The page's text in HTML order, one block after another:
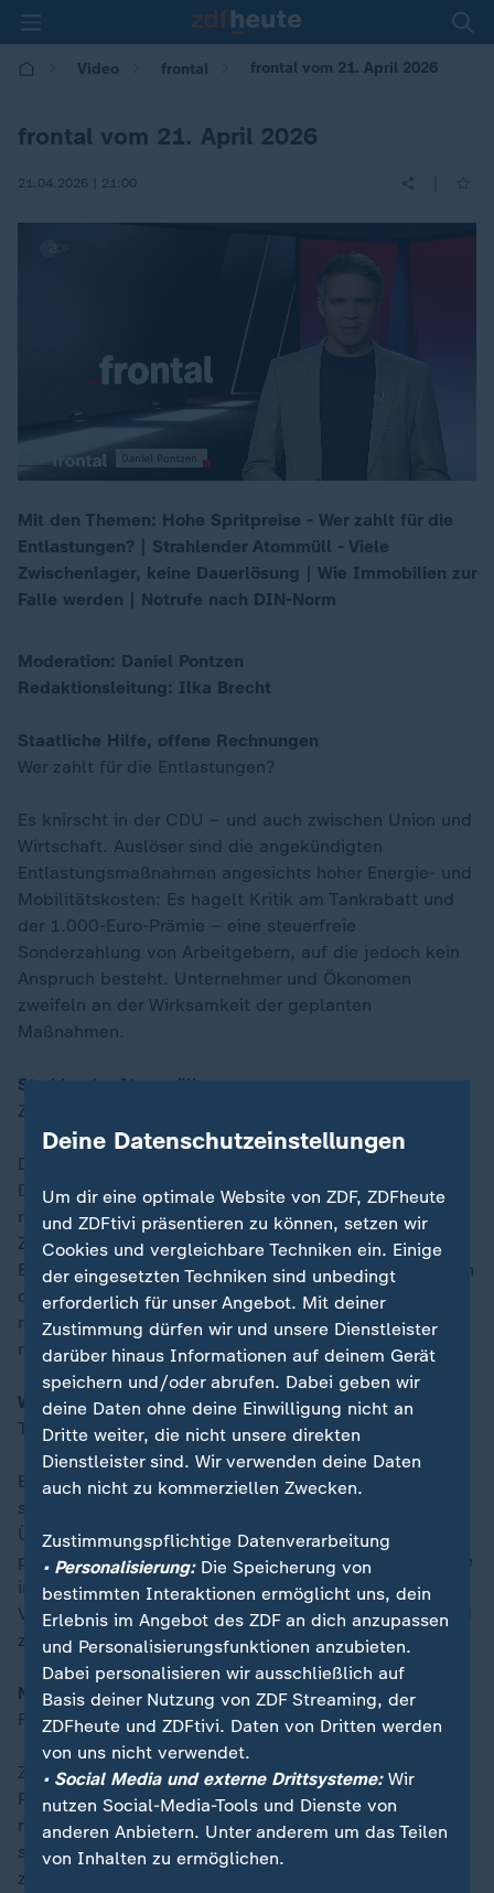
Video frontal frontal vom 21. April 2026
frontal vom 21. April 2026
21.04.2026 | 21:00
00:17
Mit den Themen: Hohe Spritpreise - Wer zahlt für die
Entlastungen? | Strahlender Atommüll - Viele
Zwischenlager, keine Dauerlösung | Wie Immobilien zur
Falle werden | Notrufe nach DIN-Norm
Moderation: Daniel Pontzen
Redaktionsleitung: Ilka Brecht
Staatliche Hilfe, offene Rechnungen
Wer zahlt für die Entlastungen?
Es knirscht in der CDU – und auch zwischen Union und
Wirtschaft. Auslöser sind die angekündigten
Entlastungsmaßnahmen angesichts hoher Energie- und
Mobilitätskosten: Es hagelt Kritik am Tankrabatt und
der 1.000-Euro-Prämie – eine steuerfreie
Sonderzahlung von Arbeitgebern, auf die jedoch kein
Anspruch besteht. Unternehmer und Ökonomen
zweifeln an der Wirksamkeit der geplanten
Maßnahmen.
Strahlender Atommüll
Zwischenlager, aber keine Dauerlösung
Die Weltlage ist unsicherer geworden, doch in
Deutschland lagern weiterhin Castorbehälter mit hoch
radioaktiven Brennstäben oberirdisch in
Zwischenlagern. Ein sicheres Endlager tief unter der
Erde gilt als einzige dauerhaft tragfähige Lösung, doch
die ist noch lange nicht in Sicht – im Gegenteil: Ein
neues Gesetz könnte die Suche zum Dauerprojekt
machen.
Wie Immobilien zur Falle werden
Teuer gekauft, schnell ruiniert
Ein scheinbar attraktives Immobilienangebot entpuppt
sich für zahlreiche Käufer als teure Kostenfalle.
Überhöhte Kaufpreise, hohe Sanierungskosten und
problematische Finanzierungen führen viele Betroffene
in finanzielle Not. Die Käufer bleiben oft auf ihren
Verlusten sitzen – und die erhoffte Altersvorsorge wird
zum Risiko.
Notrufe nach DIN-Norm
Fehlender Wettbewerb?
Zwingt eine deutsche DIN-Norm Krankenhäuser und
Pflegeheime dazu, kabelgebundene Notrufsysteme zu
nutzen, statt auf günstigere digitale Lösungen zu
setzen? Hersteller alternativer Systeme werfen dem
zuständigen Gremium vor, den Wettbewerb
Deine Datenschutzeinstellungen
Um dir eine optimale Website von ZDF, ZDFheute
und ZDFtivi präsentieren zu können, setzen wir
Cookies und vergleichbare Techniken ein. Einige
der eingesetzten Techniken sind unbedingt
erforderlich für unser Angebot. Mit deiner
Zustimmung dürfen wir und unsere Dienstleister
darüber hinaus Informationen auf deinem Gerät
speichern und/oder abrufen. Dabei geben wir
deine Daten ohne deine Einwilligung nicht an
Dritte weiter, die nicht unsere direkten
Dienstleister sind. Wir verwenden deine Daten
auch nicht zu kommerziellen Zwecken.
Zustimmungspflichtige Datenverarbeitung
• Personalisierung:Die Speicherung von
bestimmten Interaktionen ermöglicht uns, dein
Erlebnis im Angebot des ZDF an dich anzupassen
und Personalisierungsfunktionen anzubieten.
Dabei personalisieren wir ausschließlich auf
Basis deiner Nutzung von ZDF Streaming, der
ZDFheute und ZDFtivi. Daten von Dritten werden
von uns nicht verwendet.
• Social Media und externe Drittsysteme:Wir
nutzen Social-Media-Tools und Dienste von
anderen Anbietern. Unter anderem um das Teilen
von Inhalten zu ermöglichen.